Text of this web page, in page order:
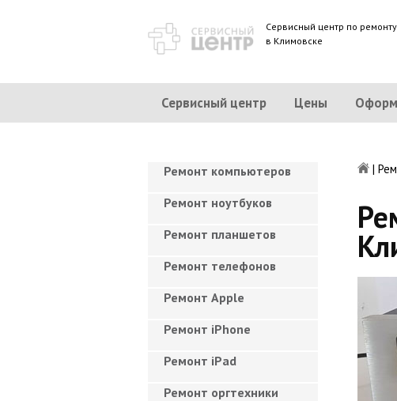
Сервисный центр по
в Климовске
Сервисный центр Цены
|
Ремонт компьютеров
Ремонт ноутбуков
Ремонт планшетов
Ремонт телефонов
Ремонт Apple
Ремонт iPhone
Ремонт iPad
Ремонт оргтехники